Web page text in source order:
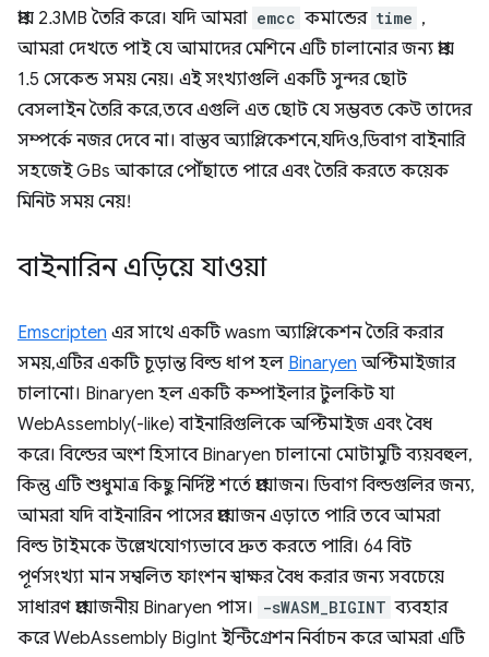
প্রায় 2.3MB তৈরি করে। যদি আমরা emcc কমান্ডের time ,
আমরা দেখতে পাই যে আমাদের মেশিনে এটি চালানোর জন্য প্রায়
1.5 সেকেন্ড সময় নেয়। এই সংখ্যাগুলি একটি সুন্দর ছোট
বেসলাইন তৈরি করে, তবে এগুলি এত ছোট যে সম্ভবত কেউ তাদের
সম্পর্কে নজর দেবে না। বাস্তব অ্যাপ্লিকেশনে, যদিও, ডিবাগ বাইনারি
সহজেই GBs আকারে পৌঁছাতে পারে এবং তৈরি করতে কয়েক
মিনিট সময় নেয়!
বাইনারিন এড়িয়ে যাওয়া
Emscripten এর সাথে একটি wasm অ্যাপ্লিকেশন তৈরি করার
সময়, এটির একটি চূড়ান্ত বিল্ড ধাপ হল Binaryen অপ্টিমাইজার
চালানো। Binaryen হল একটি কম্পাইলার টুলকিট যা
WebAssembly(-like) বাইনারিগুলিকে অপ্টিমাইজ এবং বৈধ
করে। বিল্ডের অংশ হিসাবে Binaryen চালানো মোটামুটি ব্যয়বহুল,
কিন্তু এটি শুধুমাত্র কিছু নির্দিষ্ট শর্তে প্রয়োজন। ডিবাগ বিল্ডগুলির জন্য,
আমরা যদি বাইনারিন পাসের প্রয়োজন এড়াতে পারি তবে আমরা
বিল্ড টাইমকে উল্লেখযোগ্যভাবে দ্রুত করতে পারি। 64 বিট
পূর্ণসংখ্যা মান সম্বলিত ফাংশন স্বাক্ষর বৈধ করার জন্য সবচেয়ে
সাধারণ প্রয়োজনীয় Binaryen পাস। -sWASM_BIGINT ব্যবহার
করে WebAssembly BigInt ইন্টিগ্রেশন নির্বাচন করে আমরা এটি